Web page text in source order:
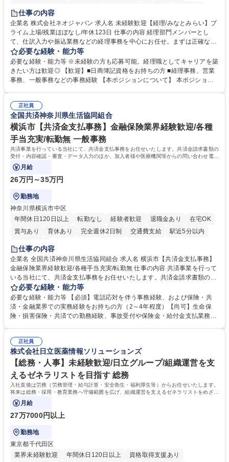
未経験者歓迎
完全週休2日制
交通費支給 駅近5分以内 土日祝休み
服装自由
寮・社宅あり
仕事の内容
企業名 株式会社ネオジャパン 求人名 未経験歓迎【経理/みなとみらい】プ
ライム上場/残業ほぼなし/年休123日 仕事の内容 経理部門メンバーとし
て、仕訳入力や振込業務などの経理事務を中心にお任せ。まずは正確な入
力・確認業務からスタートし、既存メンバーと一緒に業務を進めながら段
階的に経理知識を身につけていただきます。 【具体的には】 ■社内稟議に
基づく仕訳入力 ■月末の振込業務 ■明細作成 ■伝票処理、記帳業務 ■既存
メンバーの業務サポート 【将来的には】 ■月次決算補助 ■四半期・年次決
想定です。 募集職種 未経験歓迎【経理/みなとみらい】プライム上場/残業
ほぼなし/年休123日
必要な経験・能力等
必要な経験・能力等 ※未経験の方も応募可能。経理職としてキャリアを築
きたい方は歓迎◎ 【歓迎】■日商簿記資格をお持ちの方 ■経理事務、営業
事務、一般事務などの事務経験 【本ポジションについて】 本ポジション
当し、3～5年をかけて月次決算・四半期決算・開示資料作成補助などへス
テップアップできます。また、残業は通常月ほぼなく、決算月でも10時間
未満のため、無理なく経理として専門性を身につけられる環境です。 学
歴・資格 学歴：大学院 大学 高専 短大 専修学校 高校 語学力： 資格：日商
簿記検定1級 日商簿記検定2級
正社員
全国共済神奈川県生活協同組合
横浜市【共済金支払事務】金融保険業界経験歓迎/各種
手当充実/転勤無 一般事務
共済事業を行っている当社にて、共済金支払事務をお任せいたします。共済金請求書類の
受付・内容確認・審査・データ入力のほか、加入者様や医療機関等からの問い合わせ電話
対応や書類発送等を担当します。
月給
26万円～35万円
勤務地
神奈川県横浜市中区
年間休日120日以上
転勤なし 経験者歓迎 退職金あり
在宅OK
賞与あり
育休あり 完全週休2日制 交通費支給
駅近5分以内
土日祝休み
仕事の内容
企業名 全国共済神奈川県生活協同組合 求人名 横浜市【共済金支払事務】
金融保険業界経験歓迎/各種手当充実/転勤無 仕事の内容 共済事業を行って
いる当社にて、共済金支払事務をお任せいたします。共済金請求書類の受
付・内容確認・審査・データ入力のほか、加入者様や医療機関等からの問
い合わせ電話対応や書類発送等を担当します。 ■共済金請求書類の受付、
内容確認、および共済金支払に関する審査・事務処理業務全般を担当 ■専
用システムへのデータ入力、各種必要書類の作成・発送作業 ■加入者様や
指定する業務 募集職種 横浜市【共済金支払事務】金融保険業界経験歓迎/
各種手当充実/転勤無
必要な経験・能力等
必要な経験・能力等 【必須】電話応対を伴う事務経験、および保険・共
済・金融業界での実務経験をお持ちの方（2～4年程度）【尚可】生命保
険・損害保険・共済での勤務経験、事故受付や保険金・給付金支払業務経
務へのキャリアチェンジ希望者も大歓迎です！ 学歴・資格 学歴：大学院
大学 高専 短大 専修学校 高校 語学力： 資格：
正社員
株式会社日立医薬情報ソリューションズ
【総務・人事】未経験歓迎/日立グループ/組織運営を支
えるゼネラリストを目指す 総務
入社直後は労務（労務管理・給与計算・安全衛生・福利厚生等）からお任せいたします。
将来は総務・採用・教育業務へ守備範囲を広げ、組織運営を支えるゼネラリストをめざせ
ます。
月給
27万7000円以上
勤務地
東京都千代田区
業界未経験歓迎
年間休日120日以上
資格取得支援あり